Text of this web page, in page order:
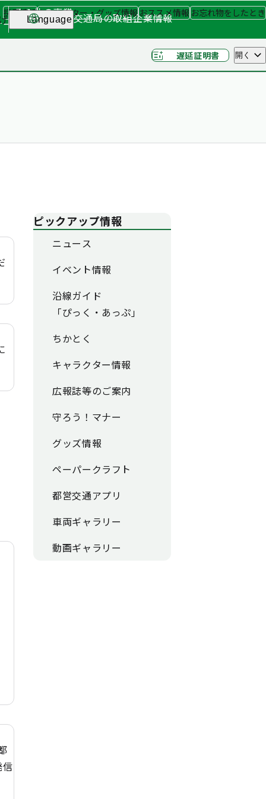
採用情報キャラクター・グッズ情報おススメ情報 お忘れ物をしたとき
Language
その他の事業
（関連事業）交通局の取組企業情報
遅延証明書 開く
信
ピックアップ情報
ニュース
イベント情報
沿線ガイド
「ぴっく・あっぷ」
ちかとく
キャラクター情報
広報誌等のご案内
守ろう！マナー
グッズ情報
ペーパークラフト
都営交通アプリ
車両ギャラリー
動画ギャラリー